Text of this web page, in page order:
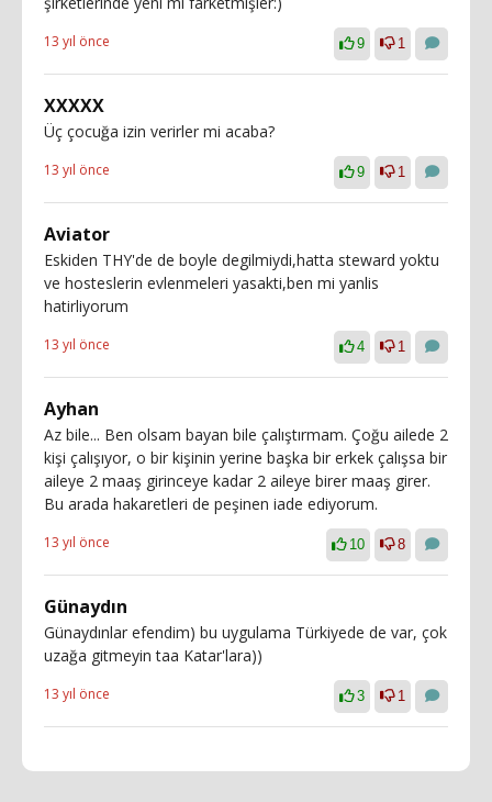
13 yıl önce 9 1
XXXXX
Üç çocuğa izin verirler mi acaba?
13 yıl önce 9 1
Aviator
Eskiden THY'de de boyle degilmiydi,hatta steward yoktu
ve hosteslerin evlenmeleri yasakti,ben mi yanlis
hatirliyorum
13 yıl önce 4 1
Ayhan
Az bile... Ben olsam bayan bile çalıştırmam. Çoğu ailede 2
kişi çalışıyor, o bir kişinin yerine başka bir erkek çalışsa bir
aileye 2 maaş girinceye kadar 2 aileye birer maaş girer.
Bu arada hakaretleri de peşinen iade ediyorum.
13 yıl önce 10 8
Günaydın
Günaydınlar efendim) bu uygulama Türkiyede de var, çok
uzağa gitmeyin taa Katar'lara))
13 yıl önce 3 1